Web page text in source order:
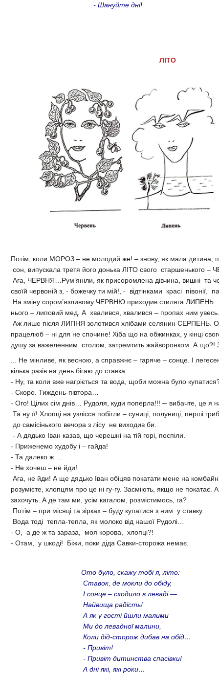
- Шануйте дні!
ЛІТО
Потім, коли МОРОЗ – не молодий же! – знову, як мала дитина,
сон, випускала третя його донька ЛІТО свого старшенького –
Ага, ЧЕРВНЯ…Рум’яніли, як присоромлена дівчина, вишні та
своїй червоній з, - божечку ти мій!, - відтінками красі
На зміну сором’язливому ЧЕРВНЮ приходив стиляга ЛИПЕНЬ.
нього – липовий мед. А хвалився, хвалився – пропах ним увесь.
Аж лише після ЛИПНЯ золотився хлібами селянин СЕРПЕНЬ.
працелюб – ні для не спочине! Хіба що на обжинках, у кінці
душу за важеленним столом, затремтить жайворонком. А що?!
... Не мінливе, як весною, а справжнє – гаряче – сонце. І
кілька разів на день бігаю до ставка:
- Ну, та коли вже нагріється та вода, щоби можна було
- Скоро. Тиждень-півтора…
- Ого! Цілих сім днів… Рудоля, куди поперла!!! ─ вибачте, це я
Та ну її! Хлопці на узлісся побігли – суниці, полуниці, перші
до самісінького вечора з лісу не виходив би.
- А дядько Іван казав, що черешні на тій горі, поспіли.
- Приженемо худобу і – гайда!
- Та далеко ж …
- Не хочеш – не йди!
Ага, не йди! А ще дядько Іван обіцяв покатати мене на
розумієте, хлопцям про це ні гу-гу. Засміють, якщо не покатає.
захочуть. А де там ми, усім кагалом, розмістимось, га?
Потім – при місяці та зірках – буду купатися з ним у ставку.
Вода тоді тепла-тепла, як молоко від нашої Рудолі…
- О, а де ж та зараза, моя корова, хлопці?!
- Отам, у шкоді! Біжи, поки діда Савки-сторожа немає.
Ото було, скажу тобі я, літо:
Ставок, де мокли до обіду,
І сонце – сходило в леваді —
Найвища радість!
А як у гості йшли малими
Ми до левадної малини,
Коли дід-сторож дибав на обід…
- Привіт!
- Привіт дитинства спасівки!
А дні які, які роки…